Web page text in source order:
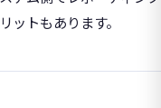
ットもあります。